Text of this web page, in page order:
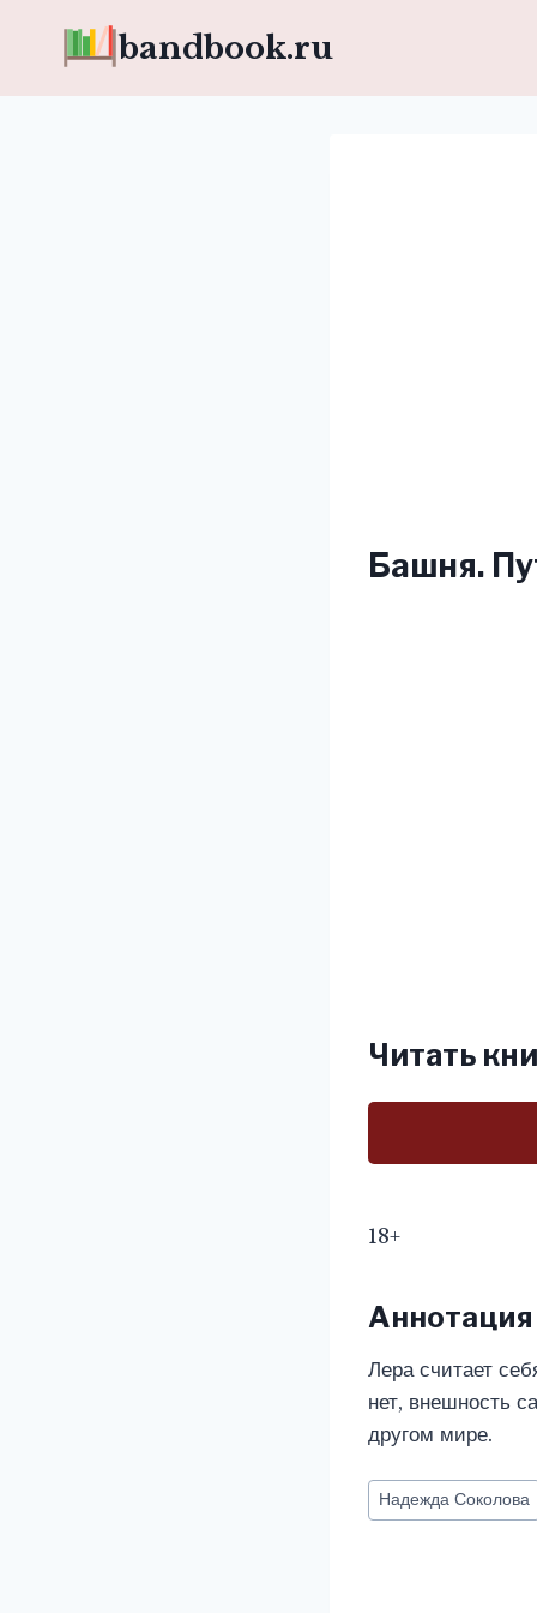
bandbook.ru
Башня.
Читать
18+
Аннотация
Лера считает
нет, внешность
другом мире.
Метки
записи:
Надежда Соколова